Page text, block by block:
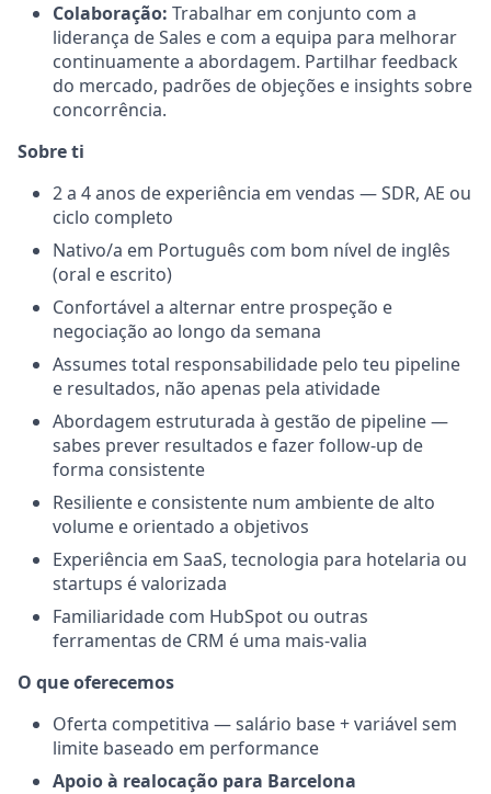
Colaboração: Trabalhar em conjunto com a
liderança de Sales e com a equipa para melhorar
continuamente a abordagem. Partilhar feedback
do mercado, padrões de objeções e insights sobre
concorrência.
Sobre ti
2 a 4 anos de experiência em vendas — SDR, AE ou
ciclo completo
Nativo/a em Português com bom nível de inglês
(oral e escrito)
Confortável a alternar entre prospeção e
negociação ao longo da semana
Assumes total responsabilidade pelo teu pipeline
e resultados, não apenas pela atividade
Abordagem estruturada à gestão de pipeline —
sabes prever resultados e fazer follow-up de
forma consistente
Resiliente e consistente num ambiente de alto
volume e orientado a objetivos
Experiência em SaaS, tecnologia para hotelaria ou
startups é valorizada
Familiaridade com HubSpot ou outras
ferramentas de CRM é uma mais-valia
O que oferecemos
Oferta competitiva — salário base + variável sem
limite baseado em performance
Apoio à realocação para Barcelona